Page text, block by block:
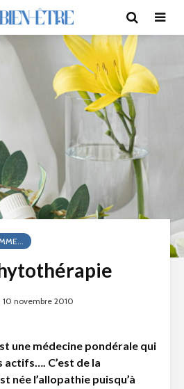
10 novembre 2010
une médecine pondérale qui
C’est de la
née l’allopathie puisqu’à